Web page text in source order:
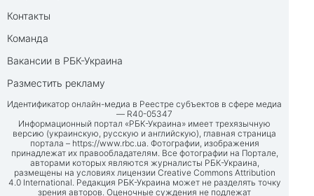
Контакты
Команда
Вакансии в РБК-Украина
Разместить рекламу
Идентификатор онлайн-медиа в Реестре субъектов в сфере медиа
— R40-05347
Информационный портал «РБК-Украина» имеет трехязычную
версию (украинскую, русскую и английскую), главная страница
портала – https://www.rbc.ua. Фотографии, изображения
принадлежат их правообладателям. Все фотографии на Портале,
авторами которых являются журналисты РБК-Украина,
размещены на условиях лицензии Creative Commons Attribution
4.0 International. Редакция РБК-Украина может не разделять точку
зрения авторов. Оценочные суждения не подлежат